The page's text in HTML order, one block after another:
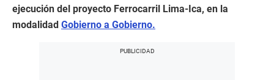
ejecución del proyecto Ferrocarril Lima-Ica, en la
modalidad Gobierno a Gobierno.